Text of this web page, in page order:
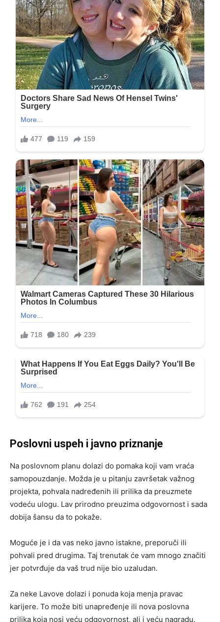
Poslovni uspeh i javno priznanje
Na poslovnom planu dolazi do pomaka koji vam vraća
samopouzdanje. Možda je u pitanju završetak važnog
projekta, pohvala nadređenih ili prilika da preuzmete
vodeću ulogu. Lav prirodno preuzima odgovornost i sada
dobija šansu da to pokaže.
Moguće je i da vas neko javno istakne, preporuči ili
pohvali pred drugima. Taj trenutak će vam mnogo značiti
jer potvrđuje da vaš trud nije bio uzaludan.
Za neke Lavove dolazi i ponuda koja menja pravac
karijere. To može biti unapređenje ili nova poslovna
prilika koja nosi veću odgovornost, ali i veću nagradu.